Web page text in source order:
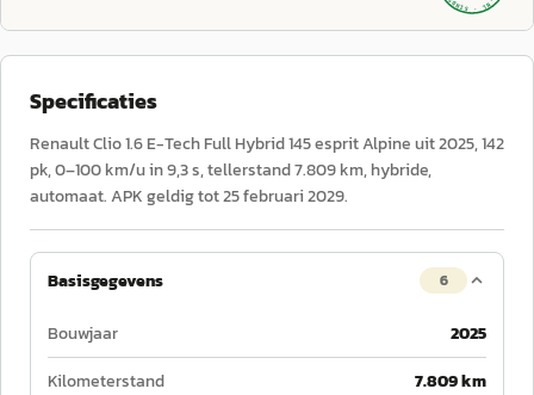
Specificaties
Renault Clio 1.6 E-Tech Full Hybrid 145 esprit Alpine uit 2025, 142
pk, 0–100 km/u in 9,3 s, tellerstand 7.809 km, hybride,
automaat. APK geldig tot 25 februari 2029.
Basisgegevens 6
Bouwjaar
2025
Kilometerstand
7.809 km